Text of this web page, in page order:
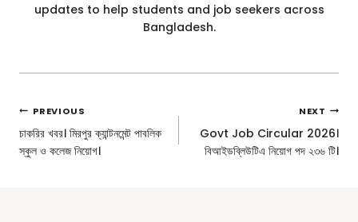
updates to help students and job seekers across
Bangladesh.
Post
Navigation
PREVIOUS
চাকরির খবর। মিরপুর ক্যান্টনমেন্ট পাবলিক
স্কুল ও কলেজ নিয়োগ।
NEXT
Govt Job Circular 2026।
বিআইডব্লিউটিএ নিয়োগ পদ ২৩৬ টি।